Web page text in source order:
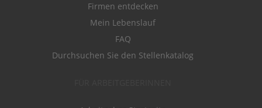
Firmen entdecken
Mein Lebenslauf
FAQ
Durchsuchen Sie den Stellenkatalog